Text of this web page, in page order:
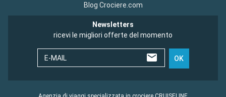
Blog Crociere.com
Newsletters
ricevi le migliori offerte del momento
E-MAIL OK